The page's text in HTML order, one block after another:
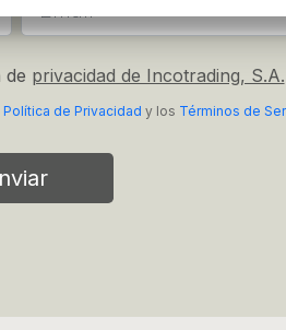
de privacidad de Incotrading, S.A.
Política de Privacidad y los Términos de